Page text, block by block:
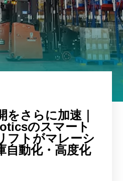
KR
ES
をさらに加速｜
のスマート
フトがマレーシ
自動化・高度化